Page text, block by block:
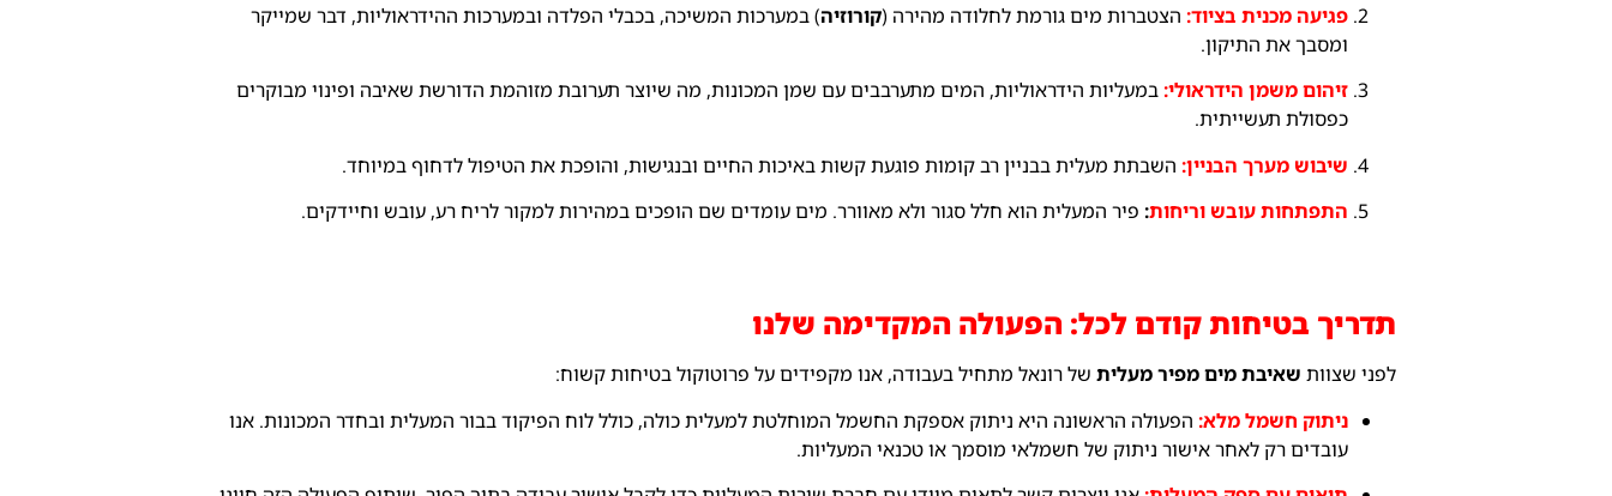
פגיעה מכנית בציוד: הצטברות מים גורמת לחלודה מהירה (קורוזיה) במערכות המשיכה, בכבלי הפלדה ובמערכות ההידראוליות, דבר שמייקר
ומסבך את התיקון.
זיהום משמן הידראולי:במעליות הידראוליות, המים מתערבבים עם שמן המכונות, מה שיוצר תערובת מזוהמת הדורשת שאיבה ופינוי מבוקרים
כפסולת תעשייתית.
שיבוש מערך הבניין: השבתת מעלית בבניין רב קומות פוגעת קשות באיכות החיים ובנגישות, והופכת את הטיפול לדחוף במיוחד.
התפתחות עובש וריחות: פיר המעלית הוא חלל סגור ולא מאוורר. מים עומדים שם הופכים במהירות למקור לריח רע, עובש וחיידקים.
תדריך בטיחות קודם לכל: הפעולה המקדימה שלנו
לפני שצוות שאיבת מים מפיר מעלית של רונאל מתחיל בעבודה, אנו מקפידים על פרוטוקול בטיחות קשוח:
ניתוק חשמל מלא: הפעולה הראשונה היא ניתוק אספקת החשמל המוחלטת למעלית כולה, כולל לוח הפיקוד בבור המעלית ובחדר המכונות. אנו
עובדים רק לאחר אישור ניתוק של חשמלאי מוסמך או טכנאי המעליות.